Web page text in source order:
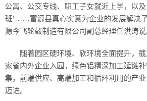
公寓、公交专线、职工子女就近上学，以
班’……富源县真心实意为企业的发展解决
源今飞轮毂制造有限公司副总经理任洪涛说
随着园区硬环境、软环境全面提升，
家省内外企业入园，绿色铝精深加工延链
集，前端供应、高端加工和循环利用的产
迈进。